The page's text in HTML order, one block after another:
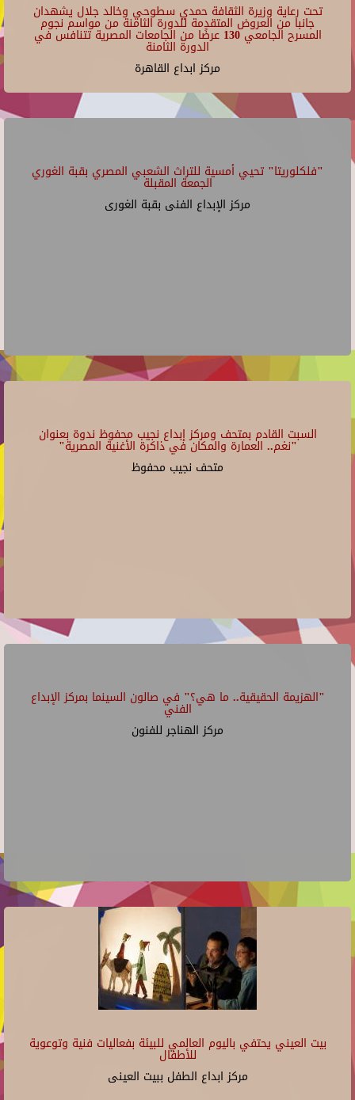
تحت رعاية وزيرة الثقافة حمدي سطوحي وخالد جلال يشهدان
جانبا من العروض المتقدمة للدورة الثامنة من مواسم نجوم
المسرح الجامعي 130 عرضًا من الجامعات المصرية تتنافس في
الدورة الثامنة
مركز ابداع القاهرة
"فلكلوريتا" تحيي أمسية للتراث الشعبي المصري بقبة الغوري
الجمعة المقبلة
مركز الإبداع الفنى بقبة الغورى
السبت القادم بمتحف ومركز إبداع نجيب محفوظ ندوة بعنوان
"نغم.. العمارة والمكان في ذاكرة الأغنية المصرية"
متحف نجيب محفوظ
"الهزيمة الحقيقية.. ما هي؟" في صالون السينما بمركز الإبداع
الفني
مركز الهناجر للفنون
بيت العيني يحتفي باليوم العالمي للبيئة بفعاليات فنية وتوعوية
للأطفال
مركز ابداع الطفل ببيت العينى